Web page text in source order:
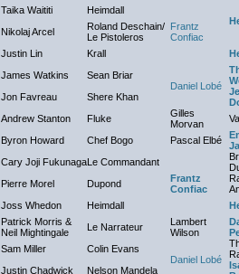
Taika Waititi
Heimdall
Frantz
Confiac
Nikolaj Arcel
Roland Deschain/
Le Pistoleros
Justin Lin Krall
James Watkins
Sean Briar
Daniel Lobé
Jon Favreau Shere Khan
Andrew Stanton Fluke
Gilles
Morvan
Byron Howard Chef Bogo Pascal Elbé
Cary Joji FukunagaLe Commandant
Frantz
Confiac
Pierre Morel Dupond
Joss Whedon Heimdall
Patrick Morris &
Neil Mightingale
Le Narrateur
Lambert
Wilson
Sam Miller
Colin Evans
Daniel Lobé
Justin Chadwick Nelson Mandela